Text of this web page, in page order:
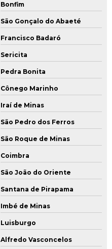
Bonfim
São Gonçalo do Abaeté
Francisco Badaró
Sericita
Pedra Bonita
Cônego Marinho
Iraí de Minas
São Pedro dos Ferros
São Roque de Minas
Coimbra
São João do Oriente
Santana de Pirapama
Imbé de Minas
Luisburgo
Alfredo Vasconcelos